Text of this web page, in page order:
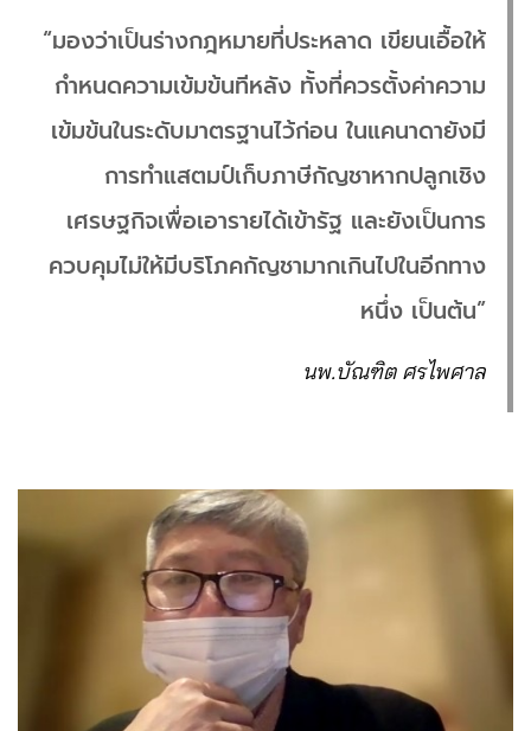
“มองว่าเป็นร่างกฎหมายที่ประหลาด เขียนเอื้อให้
กำหนดความเข้มข้นทีหลัง ทั้งที่ควรตั้งค่าความ
เข้มข้นในระดับมาตรฐานไว้ก่อน ในแคนาดายังมี
การทำแสตมป์เก็บภาษีกัญชาหากปลูกเชิง
เศรษฐกิจเพื่อเอารายได้เข้ารัฐ และยังเป็นการ
ควบคุมไม่ให้มีบริโภคกัญชามากเกินไปในอีกทาง
หนึ่ง เป็นต้น”
นพ.บัณฑิต ศรไพศาล